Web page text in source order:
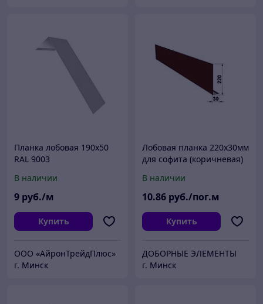
Планка лобовая 190х50
RAL 9003
В наличии
9 руб./м
Купить
ООО «АйронТрейдПлюс»
г. Минск
Лобовая планка 220х30мм
для софита (коричневая)
В наличии
10.86 руб./пог.м
Купить
ДОБОРНЫЕ ЭЛЕМЕНТЫ
г. Минск